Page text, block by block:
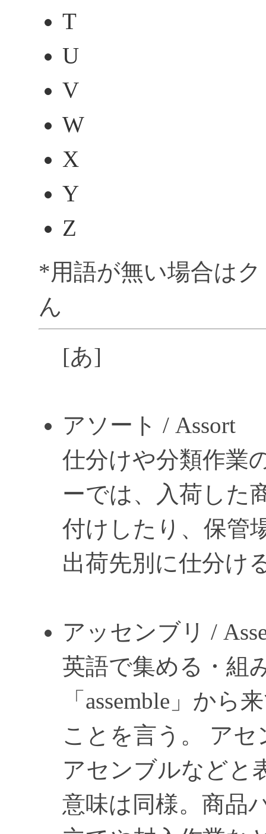
T
U
V
W
X
Y
Z
*用語が無い場合は
ん
[あ]
アソート / Assort
仕分けや分類作業
ーでは、入荷した
付けしたり、保管
出荷先別に仕分け
アッセンブリ /
英語で集める・組
「assemble」か
ことを言う。 ア
アセンブルなどと
意味は同様。商品